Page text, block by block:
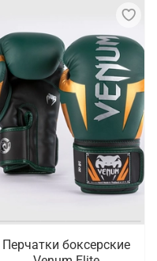
Перчатки боксерские